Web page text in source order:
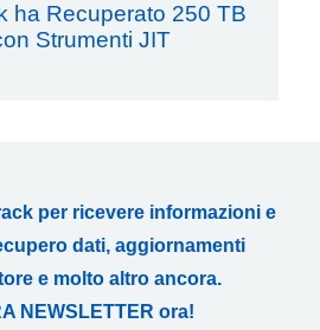
ha Recuperato 250 TB
Strumenti JIT
per ricevere informazioni e
dati, aggiornamenti
e molto altro ancora.
NEWSLETTER ora!